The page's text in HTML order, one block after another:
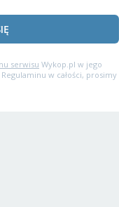
serwisu Wykop.pl w jego
w całości, prosimy